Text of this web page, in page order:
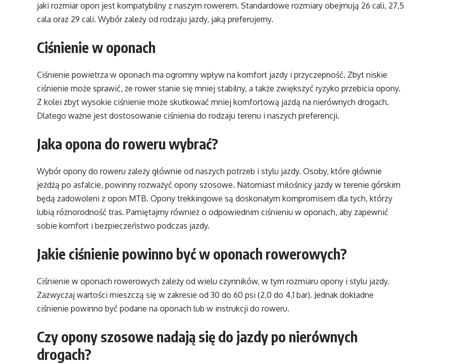
jaki rozmiar opon jest kompatybilny z naszym rowerem. Standardowe rozmiary obejmują 26 cali, 27,5
cala oraz 29 cali. Wybór zależy od rodzaju jazdy, jaką preferujemy.
Ciśnienie w oponach
Ciśnienie powietrza w oponach ma ogromny wpływ na komfort jazdy i przyczepność. Zbyt niskie
ciśnienie może sprawić, że rower stanie się mniej stabilny, a także zwiększyć ryzyko przebicia opony.
Z kolei zbyt wysokie ciśnienie może skutkować mniej komfortową jazdą na nierównych drogach.
Dlatego ważne jest dostosowanie ciśnienia do rodzaju terenu i naszych preferencji.
Jaka opona do roweru wybrać?
Wybór opony do roweru zależy głównie od naszych potrzeb i stylu jazdy. Osoby, które głównie
jeżdżą po asfalcie, powinny rozważyć opony szosowe. Natomiast miłośnicy jazdy w terenie górskim
będą zadowoleni z opon MTB. Opony trekkingowe są doskonałym kompromisem dla tych, którzy
lubią różnorodność tras. Pamiętajmy również o odpowiednim ciśnieniu w oponach, aby zapewnić
sobie komfort i bezpieczeństwo podczas jazdy.
Jakie ciśnienie powinno być w oponach rowerowych?
Ciśnienie w oponach rowerowych zależy od wielu czynników, w tym rozmiaru opony i stylu jazdy.
Zazwyczaj wartości mieszczą się w zakresie od 30 do 60 psi (2,0 do 4,1 bar). Jednak dokładne
ciśnienie powinno być podane na oponach lub w instrukcji do roweru.
Czy opony szosowe nadają się do jazdy po nierównych
drogach?